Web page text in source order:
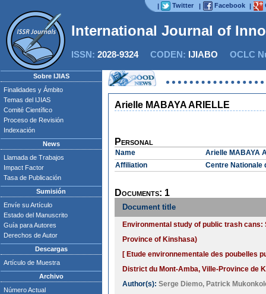
| Twitter | Facebook |
International Journal of
ISSN: 2028-9324CODEN: IJIABO OCLC
Sobre IJIAS
Finalidades y Ámbito
Temas del IJIAS
Comité Científico
Proceso de Revisión
Indexación
News
Llamada de Trabajos
Impact Factor
Tasa de Publicación
Sumisión
Envíe su Artículo
Estado del Manuscrito
Guía para Autores
Derechos de Autor
Descargas
Artículo de Muestra
Archivo
Número Actual
Arielle MABAYA ARIELLE
Personal
Name
Arielle MABAYA
Affiliation
Centre Nationale
Documents: 1
Document title
Environmental study of public trash
Province of Kinshasa)
[ Etude environnementale des poubelles
District du Mont-Amba, Ville-Province de
Author(s): Serge Diemo, Patrick